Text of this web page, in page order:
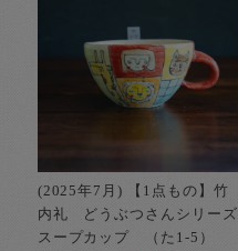
(2025年7月) 【1点もの】竹
内礼 どうぶつさんシリーズ
スープカップ （た1-5）